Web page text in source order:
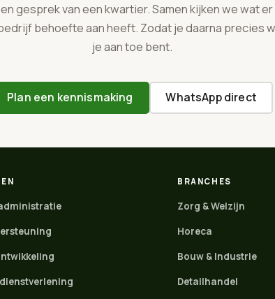
gesprek van een kwartier. Samen kijken we wat
behoefte aan heeft. Zodat je daarna precies
je aan toe bent.
Plan een kennismaking WhatsApp direct
BRANCHES
Zorg & Welzijn
Horeca
Bouw & Industrie
Detailhandel